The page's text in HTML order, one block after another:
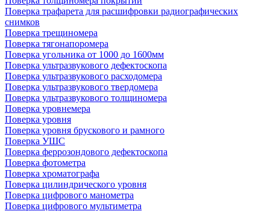
Поверка трафарета для расшифровки радиографических
снимков
Поверка трещиномера
Поверка тягонапоромера
Поверка угольника от 1000 до 1600мм
Поверка ультразвукового дефектоскопа
Поверка ультразвукового расходомера
Поверка ультразвукового твердомера
Поверка ультразвукового толщиномера
Поверка уровнемера
Поверка уровня
Поверка уровня брускового и рамного
Поверка УШС
Поверка феррозондового дефектоскопа
Поверка фотометра
Поверка хроматографа
Поверка цилиндрического уровня
Поверка цифрового манометра
Поверка цифрового мультиметра